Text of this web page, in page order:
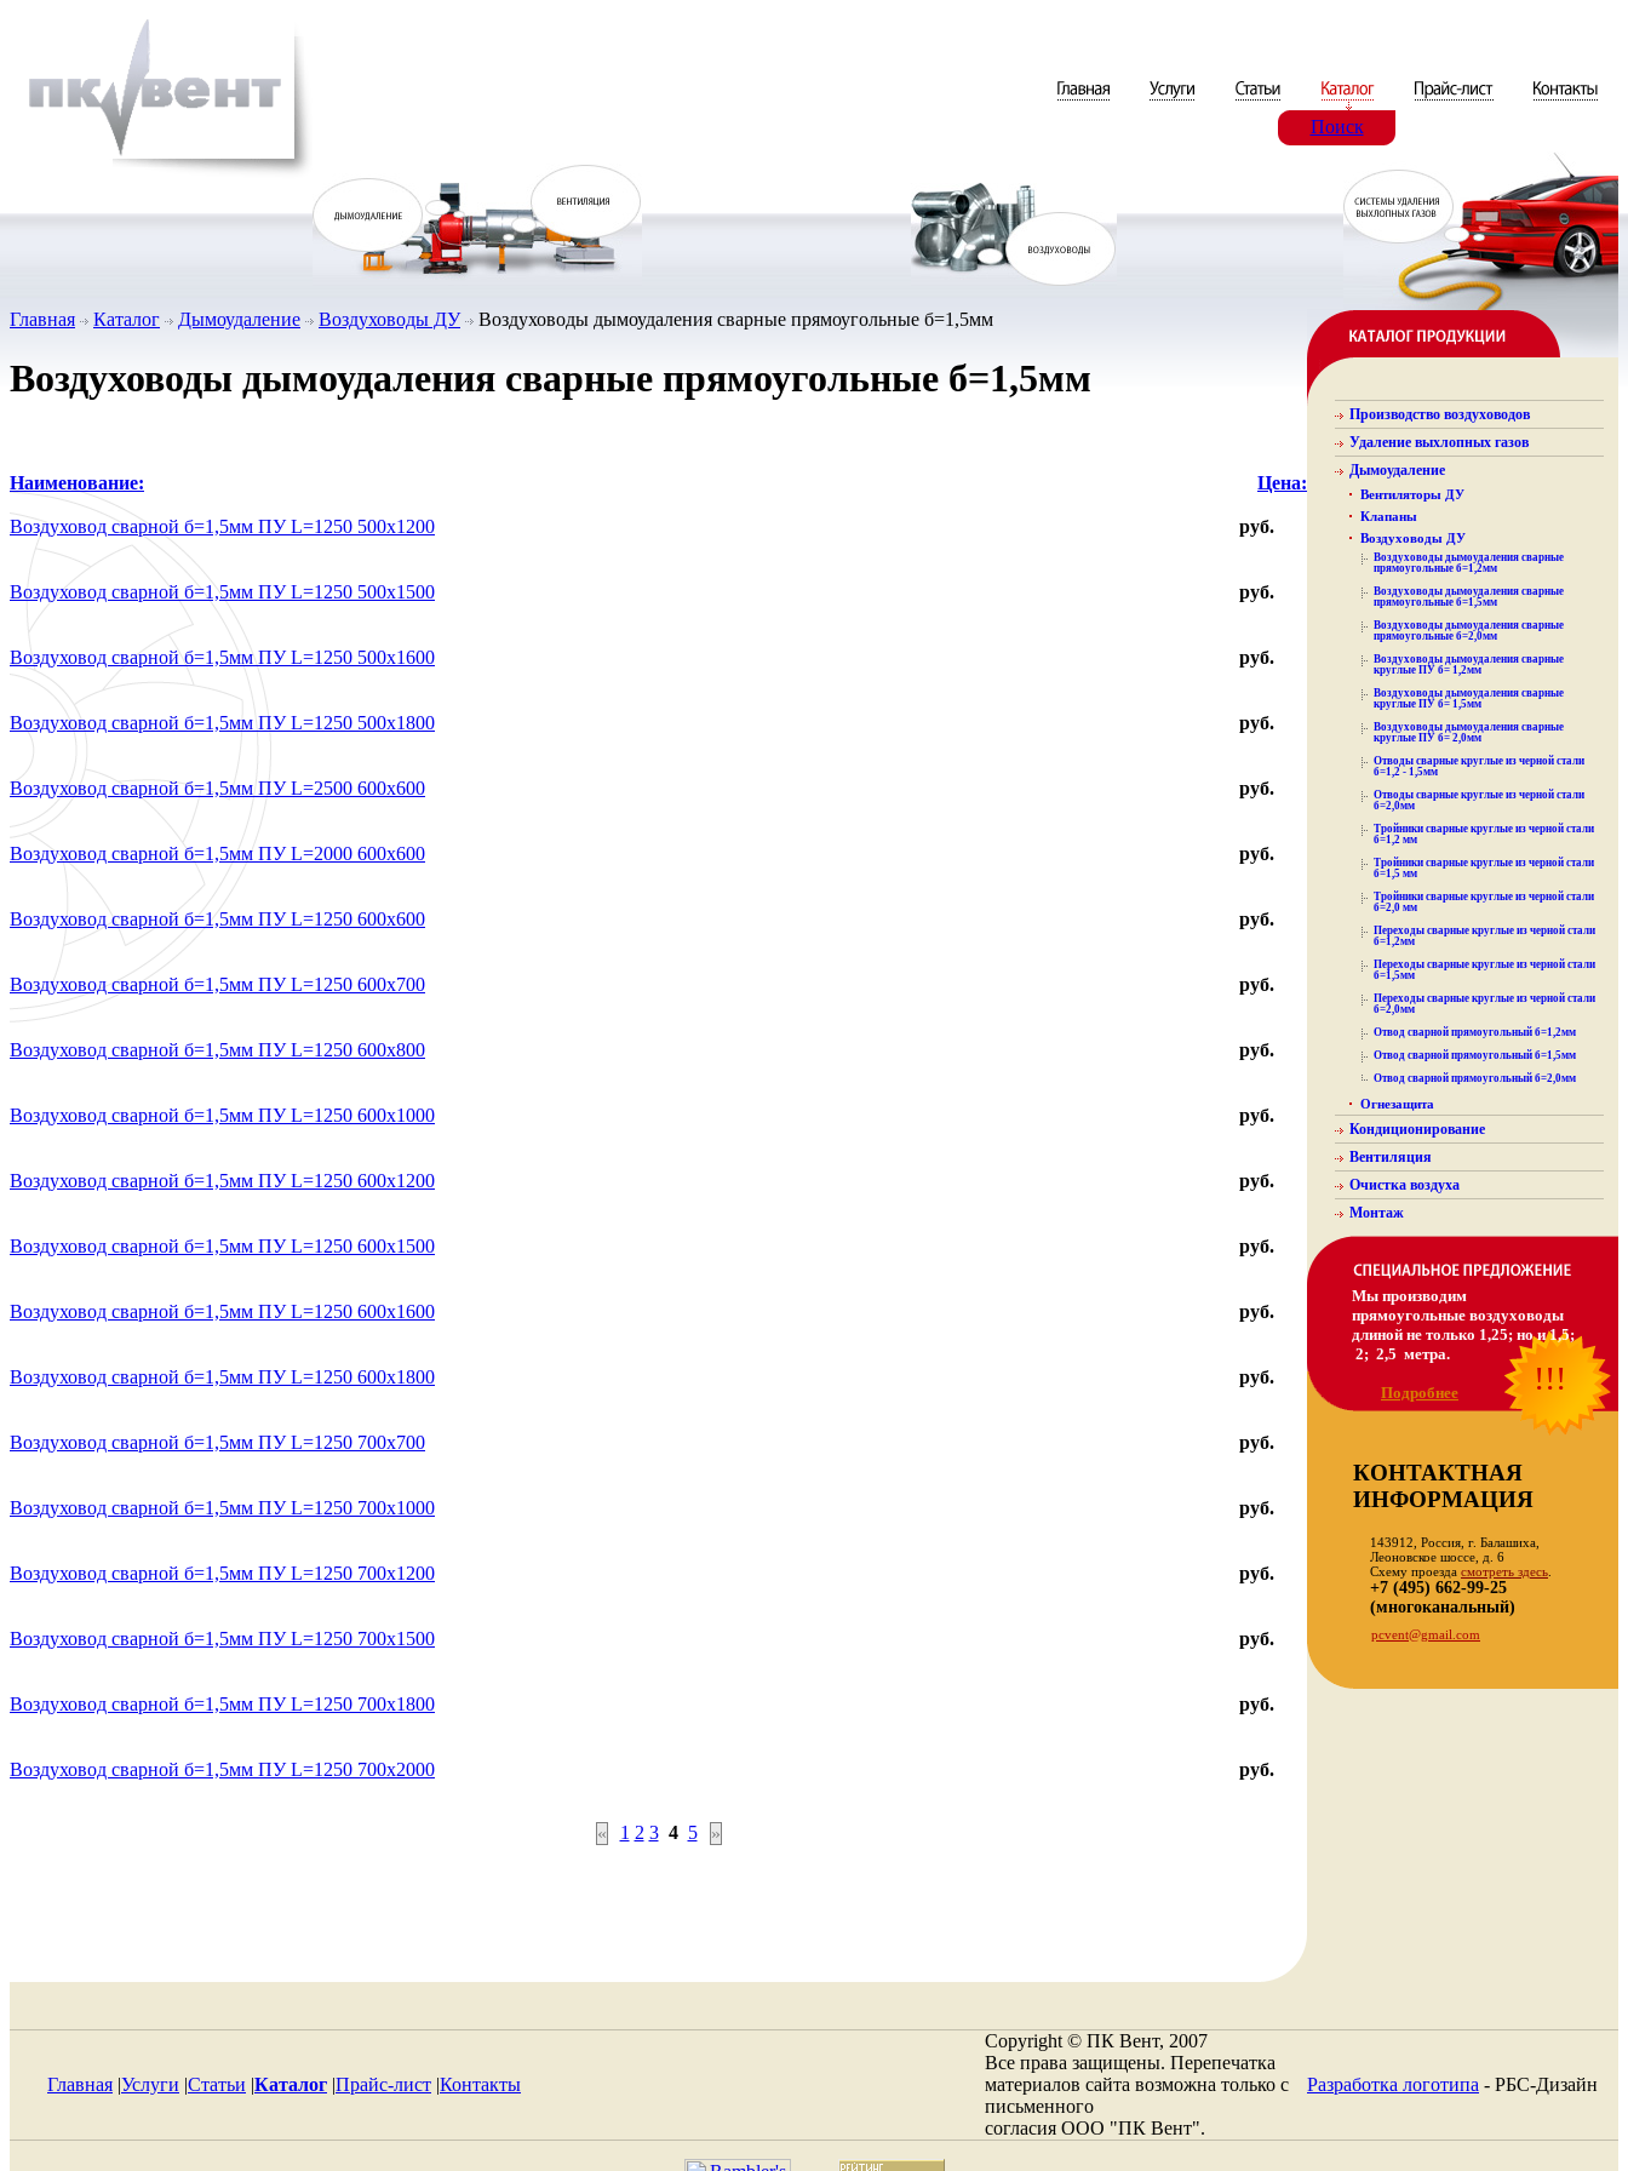
Поиск
Главная Каталог Дымоудаление Воздуховоды ДУ Воздуховоды дымоудаления сварные прямоугольные б=1,5мм
Воздуховоды дымоудаления сварные прямоугольные б=1,5мм
Наименование: Цена:
Воздуховод сварной б=1,5мм ПУ L=1250 500х1200 руб.
Воздуховод сварной б=1,5мм ПУ L=1250 500х1500 руб.
Воздуховод сварной б=1,5мм ПУ L=1250 500х1600 руб.
Воздуховод сварной б=1,5мм ПУ L=1250 500х1800 руб.
Воздуховод сварной б=1,5мм ПУ L=2500 600х600 руб.
Воздуховод сварной б=1,5мм ПУ L=2000 600х600 руб.
Воздуховод сварной б=1,5мм ПУ L=1250 600х600 руб.
Воздуховод сварной б=1,5мм ПУ L=1250 600х700 руб.
Воздуховод сварной б=1,5мм ПУ L=1250 600х800 руб.
Воздуховод сварной б=1,5мм ПУ L=1250 600х1000 руб.
Воздуховод сварной б=1,5мм ПУ L=1250 600х1200 руб.
Воздуховод сварной б=1,5мм ПУ L=1250 600х1500 руб.
Воздуховод сварной б=1,5мм ПУ L=1250 600х1600 руб.
Воздуховод сварной б=1,5мм ПУ L=1250 600х1800 руб.
Воздуховод сварной б=1,5мм ПУ L=1250 700х700 руб.
Воздуховод сварной б=1,5мм ПУ L=1250 700х1000 руб.
Воздуховод сварной б=1,5мм ПУ L=1250 700х1200 руб.
Воздуховод сварной б=1,5мм ПУ L=1250 700х1500 руб.
Воздуховод сварной б=1,5мм ПУ L=1250 700х1800 руб.
Воздуховод сварной б=1,5мм ПУ L=1250 700х2000 руб.
« 1 2 3 4 5 »
Производство воздуховодов
Удаление выхлопных газов
Дымоудаление
Вентиляторы ДУ
Клапаны
Воздуховоды ДУ
Воздуховоды дымоудаления сварные
прямоугольные б=1,2мм
Воздуховоды дымоудаления сварные
прямоугольные б=1,5мм
Воздуховоды дымоудаления сварные
прямоугольные б=2,0мм
Воздуховоды дымоудаления сварные
круглые ПУ б= 1,2мм
Воздуховоды дымоудаления сварные
круглые ПУ б= 1,5мм
Воздуховоды дымоудаления сварные
круглые ПУ б= 2,0мм
Отводы сварные круглые из черной стали
б=1,2 - 1,5мм
Отводы сварные круглые из черной стали
б=2,0мм
Тройники сварные круглые из черной стали
б=1,2 мм
Тройники сварные круглые из черной стали
б=1,5 мм
Тройники сварные круглые из черной стали
б=2,0 мм
Переходы сварные круглые из черной стали
б=1,2мм
Переходы сварные круглые из черной стали
б=1,5мм
Переходы сварные круглые из черной стали
б=2,0мм
Отвод сварной прямоугольный б=1,2мм
Отвод сварной прямоугольный б=1,5мм
Отвод сварной прямоугольный б=2,0мм
Огнезащита
Кондиционирование
Вентиляция
Очистка воздуха
Монтаж
Мы производим
прямоугольные воздуховоды
длиной не только 1,25; но и 1,5;
2; 2,5 метра.
Подробнее !!!
КОНТАКТНАЯ
ИНФОРМАЦИЯ
143912, Россия, г. Балашиха,
Леоновское шоссе, д. 6
Схему проезда смотреть здесь.
+7 (495) 662-99-25
(многоканальный)
pcvent@gmail.com
Главная |Услуги |Статьи |Каталог |Прайс-лист |Контакты
Copyright © ПК Вент, 2007
Все права защищены. Перепечатка
материалов сайта возможна только с
письменного
согласия ООО "ПК Вент".
Разработка логотипа - РБС-Дизайн